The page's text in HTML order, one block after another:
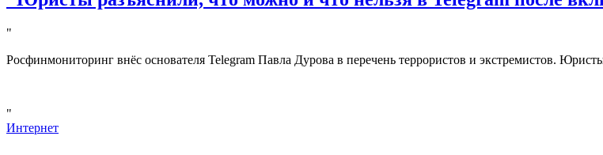
"
Росфинмониторинг внёс основателя Telegram Павла Дурова в перечень террористов и экстремистов.
"
Интернет